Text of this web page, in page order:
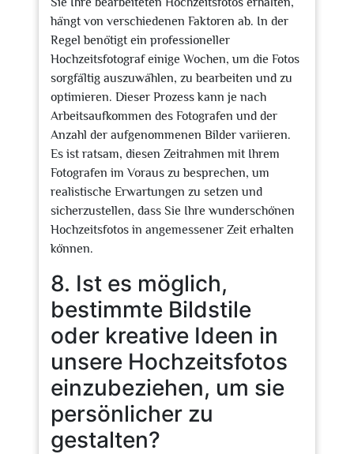
hängt von verschiedenen Faktoren ab. In der
Regel benötigt ein professioneller
Hochzeitsfotograf einige Wochen, um die Fotos
sorgfältig auszuwählen, zu bearbeiten und zu
optimieren. Dieser Prozess kann je nach
Arbeitsaufkommen des Fotografen und der
Anzahl der aufgenommenen Bilder variieren.
Es ist ratsam, diesen Zeitrahmen mit Ihrem
Fotografen im Voraus zu besprechen, um
realistische Erwartungen zu setzen und
sicherzustellen, dass Sie Ihre wunderschönen
Hochzeitsfotos in angemessener Zeit erhalten
können.
8. Ist es möglich,
bestimmte Bildstile
oder kreative Ideen in
unsere Hochzeitsfotos
einzubeziehen, um sie
persönlicher zu
gestalten?